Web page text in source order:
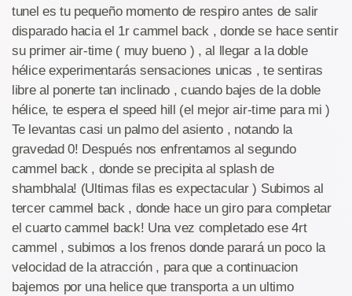
tunel es tu pequeño momento de respiro antes de salir
disparado hacia el 1r cammel back , donde se hace sentir
su primer air-time ( muy bueno ) , al llegar a la doble
hélice experimentarás sensaciones unicas , te sentiras
libre al ponerte tan inclinado , cuando bajes de la doble
hélice, te espera el speed hill (el mejor air-time para mi )
Te levantas casi un palmo del asiento , notando la
gravedad 0! Después nos enfrentamos al segundo
cammel back , donde se precipita al splash de
shambhala! (Ultimas filas es expectacular ) Subimos al
tercer cammel back , donde hace un giro para completar
el cuarto cammel back! Una vez completado ese 4rt
cammel , subimos a los frenos donde parará un poco la
velocidad de la atracción , para que a continuacion
bajemos por una helice que transporta a un ultimo